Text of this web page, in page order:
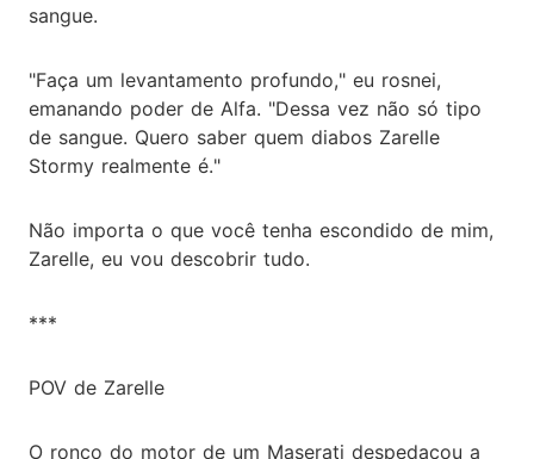
sangue.
"Faça um levantamento profundo," eu rosnei,
emanando poder de Alfa. "Dessa vez não só tipo
de sangue. Quero saber quem diabos Zarelle
Stormy realmente é."
Não importa o que você tenha escondido de mim,
Zarelle, eu vou descobrir tudo.
***
POV de Zarelle
O ronco do motor de um Maserati despedaçou a